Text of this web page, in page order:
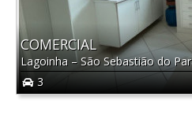
COMERCIAL
Lagoinha – São Sebastião do
3